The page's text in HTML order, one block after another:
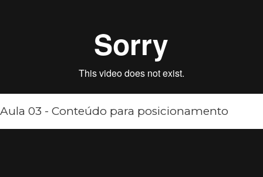
Aula 03 - Conteúdo para posicionamento